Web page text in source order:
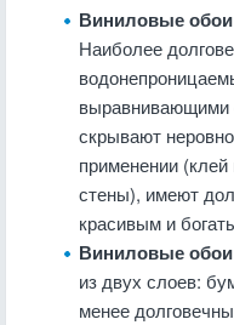
Виниловые
Наиболее
выравнивающими
скрывают
применении
стены), имеют
красивым и
Виниловые
из двух слоев:
менее